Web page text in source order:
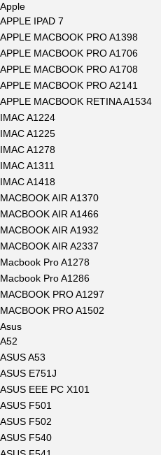
Apple
APPLE IPAD 7
APPLE MACBOOK PRO A1398
APPLE MACBOOK PRO A1706
APPLE MACBOOK PRO A1708
APPLE MACBOOK PRO A2141
APPLE MACBOOK RETINA A1534
IMAC A1224
IMAC A1225
IMAC A1278
IMAC A1311
IMAC A1418
MACBOOK AIR A1370
MACBOOK AIR A1466
MACBOOK AIR A1932
MACBOOK AIR A2337
Macbook Pro A1278
Macbook Pro A1286
MACBOOK PRO A1297
MACBOOK PRO A1502
Asus
A52
ASUS A53
ASUS E751J
ASUS EEE PC X101
ASUS F501
ASUS F502
ASUS F540